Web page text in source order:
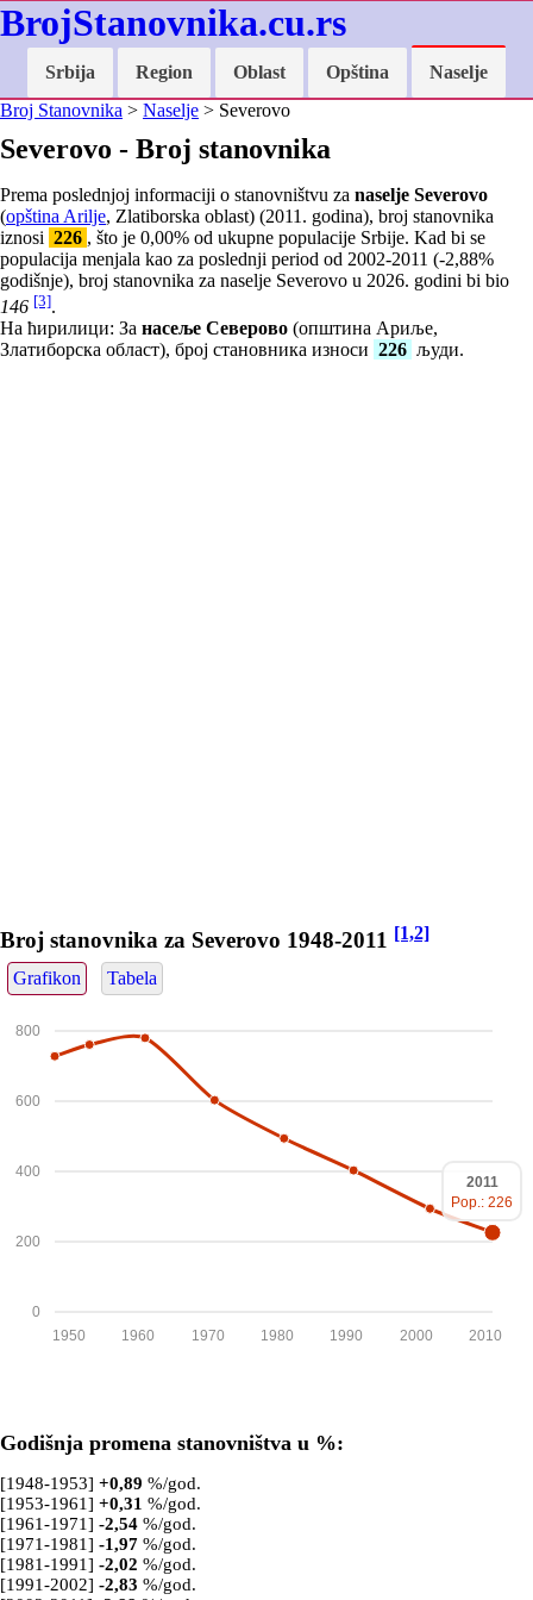
BrojStanovnika.cu.rs
Srbija Region Oblast Opština
Naselje
Broj Stanovnika > Naselje > Severovo
Severovo - Broj stanovnika
Prema poslednjoj informaciji o stanovništvu za naselje Severovo
(opština Arilje, Zlatiborska oblast) (2011. godina), broj stanovnika
iznosi 226 , što je 0,00% od ukupne populacije Srbije. Kad bi se
populacija menjala kao za poslednji period od 2002-2011 (-2,88%
godišnje), broj stanovnika za naselje Severovo u 2026. godini bi bio
146 [3].
На ћирилици: За насеље Северово (општина Ариље,
Златиборска област), број становника износи 226 људи.
Broj stanovnika za Severovo 1948-2011 [1,2]
Grafikon Tabela
0
200
400
600
800
2010
2000
1990
1980
1970
1960
1950
2011
Pop.: 226
Godišnja promena stanovništva u %:
[1948-1953] +0,89 %/god.
[1953-1961] +0,31 %/god.
[1961-1971] -2,54 %/god.
[1971-1981] -1,97 %/god.
[1981-1991] -2,02 %/god.
[1991-2002] -2,83 %/god.